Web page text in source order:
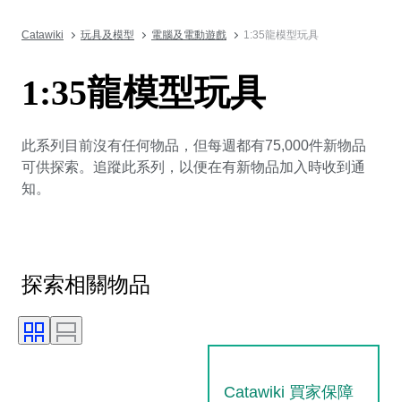
Catawiki 玩具及模型 電腦及電動遊戲 1:35龍模型玩具
1:35龍模型玩具
此系列目前沒有任何物品，但每週都有75,000件新物品
可供探索。追蹤此系列，以便在有新物品加入時收到通
知。
探索相關物品
Catawiki 買家保障